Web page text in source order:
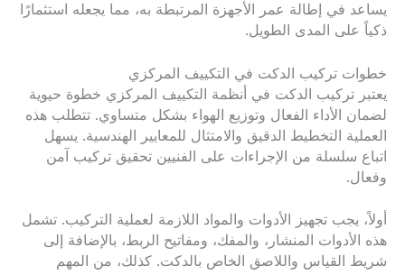
يساعد في إطالة عمر الأجهزة المرتبطة به، مما يجعله استثمارًا
ذكياً على المدى الطويل.
خطوات تركيب الدكت في التكييف المركزي
يعتبر تركيب الدكت في أنظمة التكييف المركزي خطوة حيوية
لضمان الأداء الفعال وتوزيع الهواء بشكل متساوي. تتطلب هذه
العملية التخطيط الدقيق والامتثال للمعايير الهندسية. يسهل
اتباع سلسلة من الإجراءات على الفنيين تحقيق تركيب آمن
وفعال.
أولاً، يجب تجهيز الأدوات والمواد اللازمة لعملية التركيب. تشمل
هذه الأدوات المنشار، والمفك، ومفاتيح الربط، بالإضافة إلى
شريط القياس واللاصق الخاص بالدكت. كذلك، من المهم